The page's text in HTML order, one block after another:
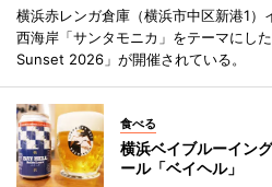
横浜赤レンガ倉庫（横浜市中区新港1）
西海岸「サンタモニカ」をテーマにし
Sunset 2026」が開催されている。
食べる
横浜ベイブルーイン
ール「ベイヘル」